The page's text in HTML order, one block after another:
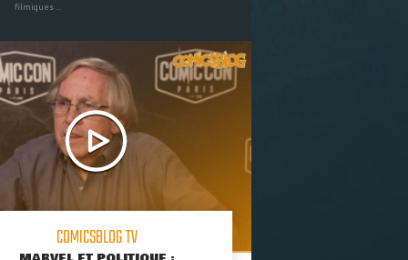
filmiques ...
COMICSBLOG TV